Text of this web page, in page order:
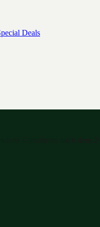
Deals